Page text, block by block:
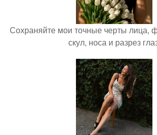
Сохраняйте мои точные черты лица,
скул, носа и разрез